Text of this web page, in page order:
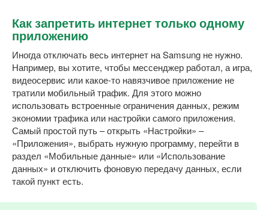
Как запретить интернет только одному
приложению
Иногда отключать весь интернет на Samsung не нужно.
Например, вы хотите, чтобы мессенджер работал, а игра,
видеосервис или какое-то навязчивое приложение не
тратили мобильный трафик. Для этого можно
использовать встроенные ограничения данных, режим
экономии трафика или настройки самого приложения.
Самый простой путь – открыть «Настройки» –
«Приложения», выбрать нужную программу, перейти в
раздел «Мобильные данные» или «Использование
данных» и отключить фоновую передачу данных, если
такой пункт есть.